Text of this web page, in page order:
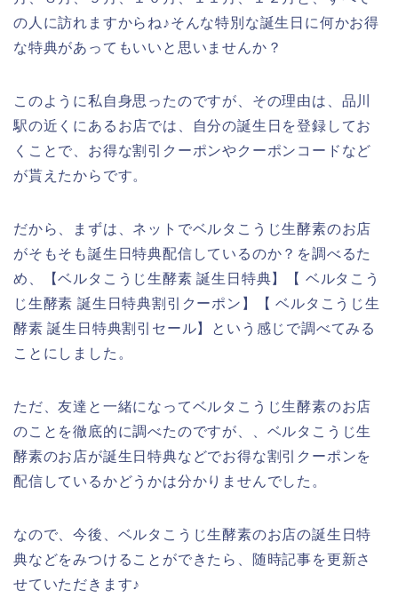
の人に訪れますからね♪そんな特別な誕生日に何かお得
な特典があってもいいと思いませんか？
このように私自身思ったのですが、その理由は、品川
駅の近くにあるお店では、自分の誕生日を登録してお
くことで、お得な割引クーポンやクーポンコードなど
が貰えたからです。
だから、まずは、ネットでベルタこうじ生酵素のお店
がそもそも誕生日特典配信しているのか？を調べるた
め、【ベルタこうじ生酵素 誕生日特典】【 ベルタこう
じ生酵素 誕生日特典割引クーポン】【 ベルタこうじ生
酵素 誕生日特典割引セール】という感じで調べてみる
ことにしました。
ただ、友達と一緒になってベルタこうじ生酵素のお店
のことを徹底的に調べたのですが、、ベルタこうじ生
酵素のお店が誕生日特典などでお得な割引クーポンを
配信しているかどうかは分かりませんでした。
なので、今後、ベルタこうじ生酵素のお店の誕生日特
典などをみつけることができたら、随時記事を更新さ
せていただきます♪